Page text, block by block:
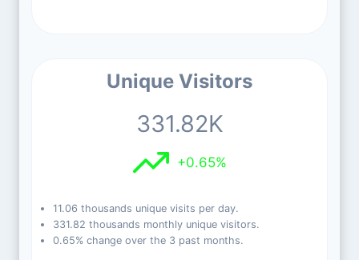
Unique Visitors
331.82K
+0.65%
11.06 thousands unique visits per day.
331.82 thousands monthly unique visitors.
0.65% change over the 3 past months.